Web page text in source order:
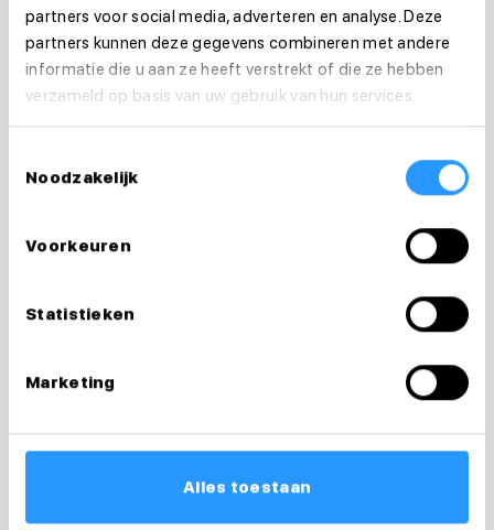
partners voor social media, adverteren en analyse. Deze
partners kunnen deze gegevens combineren met andere
informatie die u aan ze heeft verstrekt of die ze hebben
verzameld op basis van uw gebruik van hun services.
Noodzakelijk
Voorkeuren
Statistieken
Marketing
Alles toestaan
sollicitatie?
Ik help je graag
Floortje
floortje@medewerkersindezorg.nl